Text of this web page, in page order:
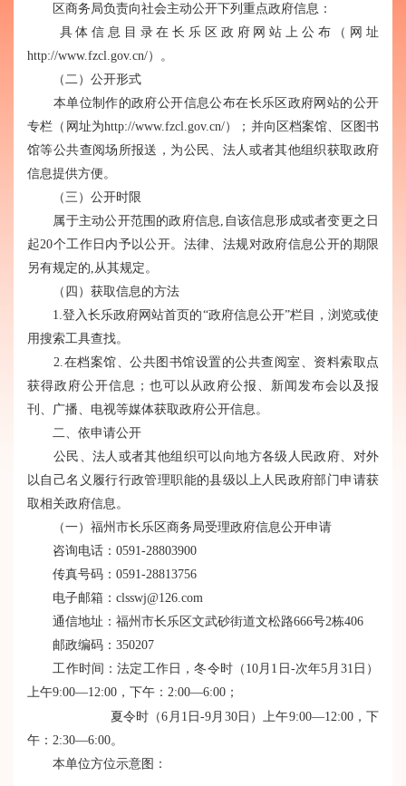
区商务局负责向社会主动公开下列重点政府信息：
具体信息目录在长乐区政府网站上公布（网址
http://www.fzcl.gov.cn/）。
（二）公开形式
本单位制作的政府公开信息公布在长乐区政府网站的公开
专栏（网址为http://www.fzcl.gov.cn/）；并向区档案馆、区图书
馆等公共查阅场所报送，为公民、法人或者其他组织获取政府
信息提供方便。
（三）公开时限
属于主动公开范围的政府信息,自该信息形成或者变更之日
起20个工作日内予以公开。法律、法规对政府信息公开的期限
另有规定的,从其规定。
（四）获取信息的方法
1.登入长乐政府网站首页的“政府信息公开”栏目，浏览或使
用搜索工具查找。
2.在档案馆、公共图书馆设置的公共查阅室、资料索取点
获得政府公开信息；也可以从政府公报、新闻发布会以及报
刊、广播、电视等媒体获取政府公开信息。
二、依申请公开
公民、法人或者其他组织可以向地方各级人民政府、对外
以自己名义履行行政管理职能的县级以上人民政府部门申请获
取相关政府信息。
（一）福州市长乐区商务局受理政府信息公开申请
咨询电话：0591-28803900
传真号码：0591-28813756
电子邮箱：clsswj@126.com
通信地址：福州市长乐区文武砂街道文松路666号2栋406
邮政编码：350207
工作时间：法定工作日，冬令时（10月1日-次年5月31日）
上午9:00—12:00，下午：2:00—6:00；
夏令时（6月1日-9月30日）上午9:00—12:00，下
午：2:30—6:00。
本单位方位示意图：